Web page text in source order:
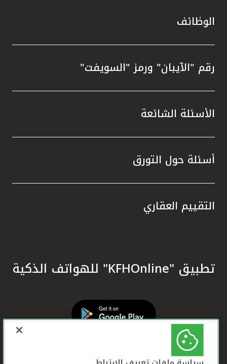
الوظائف
رقم "الآيبان" ورمز "السويفت"
الأسئلة الشائعة
أسئلة حول التورق
التقييم العقاري
تطبيق "KFHOnline" للهواتف الذكية